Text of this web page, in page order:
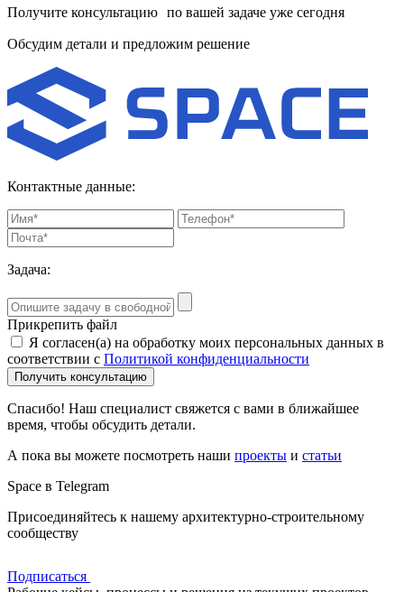
Получите консультацию по вашей задаче уже сегодня
Обсудим детали и предложим решение
Контактные данные:
Задача:
Прикрепить файл
Я согласен(а) на обработку моих персональных данных в
соответствии с Политикой конфиденциальности
Получить консультацию
Спасибо! Наш специалист свяжется с вами в ближайшее
время, чтобы обсудить детали.
А пока вы можете посмотреть наши проекты и статьи
Space в Telegram
Присоединяйтесь к нашему архитектурно-строительному
сообществу
Подписаться